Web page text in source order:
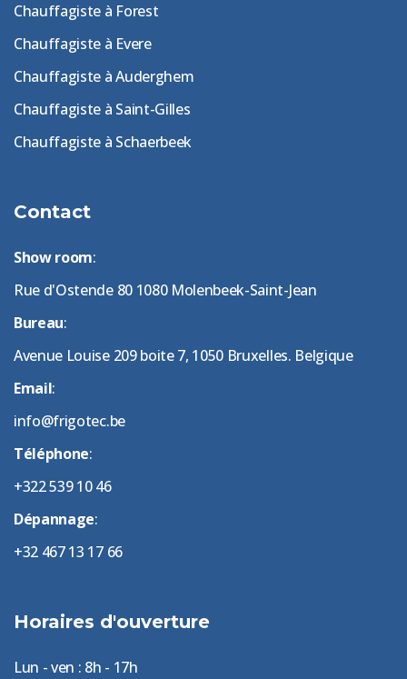
Chauffagiste à Forest
Chauffagiste à Evere
Chauffagiste à Auderghem
Chauffagiste à Saint-Gilles
Chauffagiste à Schaerbeek
Contact
Show room:
Rue d'Ostende 80 1080 Molenbeek-Saint-Jean
Bureau:
Avenue Louise 209 boite 7, 1050 Bruxelles. Belgique
Email:
info@frigotec.be
Téléphone:
+322 539 10 46
Dépannage:
+32 467 13 17 66
Horaires d'ouverture
Lun - ven : 8h - 17h